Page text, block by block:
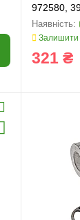
972580,
Залишити
321 ₴